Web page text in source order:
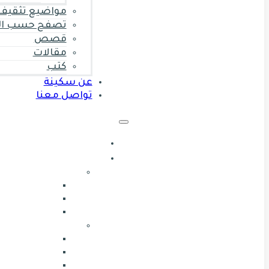
مواضيع
تصفح حسب
قصص
مقالات
كتب
عن سكينة
تواصل معنا